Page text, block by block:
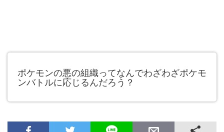
ポケモンの悪の組織ってなんでわざわざポケモ
ンバトルに応じるんだろう？